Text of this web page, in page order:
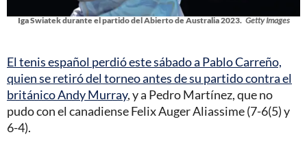
Iga Swiatek durante el partido del Abierto de Australia 2023. Getty Images
El tenis español perdió este sábado a Pablo Carreño,
quien se retiró del torneo antes de su partido contra el
británico Andy Murray, y a Pedro Martínez, que no
pudo con el canadiense Felix Auger Aliassime (7-6(5) y
6-4).